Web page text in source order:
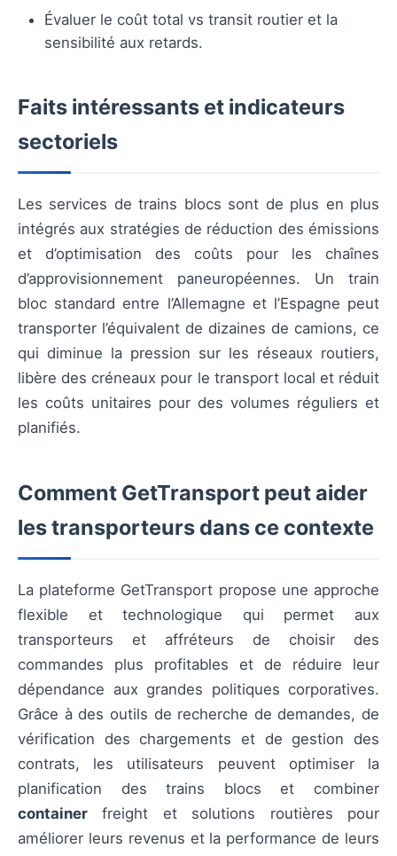
Évaluer le coût total vs transit routier et la
sensibilité aux retards.
Faits intéressants et indicateurs
sectoriels
Les services de trains blocs sont de plus en plus
intégrés aux stratégies de réduction des émissions
et d’optimisation des coûts pour les chaînes
d’approvisionnement paneuropéennes. Un train
bloc standard entre l’Allemagne et l’Espagne peut
transporter l’équivalent de dizaines de camions, ce
qui diminue la pression sur les réseaux routiers,
libère des créneaux pour le transport local et réduit
les coûts unitaires pour des volumes réguliers et
planifiés.
Comment GetTransport peut aider
les transporteurs dans ce contexte
La plateforme GetTransport propose une approche
flexible et technologique qui permet aux
transporteurs et affréteurs de choisir des
commandes plus profitables et de réduire leur
dépendance aux grandes politiques corporatives.
Grâce à des outils de recherche de demandes, de
vérification des chargements et de gestion des
contrats, les utilisateurs peuvent optimiser la
planification des trains blocs et combiner
container freight et solutions routières pour
améliorer leurs revenus et la performance de leurs